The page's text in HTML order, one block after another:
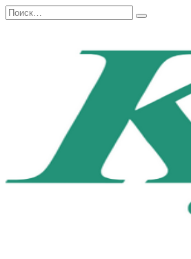
Перейти
к
Search
for: